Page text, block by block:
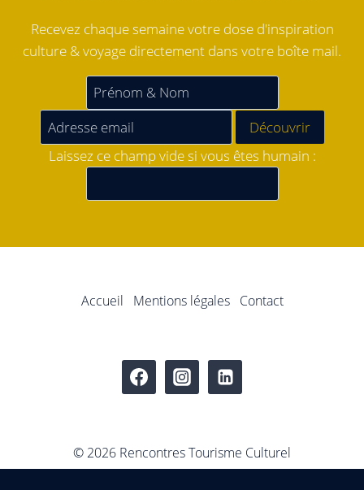
Recevez chaque semaine votre dose d'inspiration
culture & voyage directement dans votre boîte mail.
Laissez ce champ vide si vous êtes humain :
Accueil Mentions légales Contact
© 2026 Rencontres Tourisme Culturel